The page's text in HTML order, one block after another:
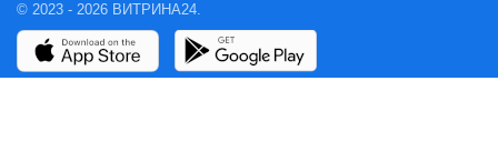
© 2023 - 2026 ВИТРИНА24.